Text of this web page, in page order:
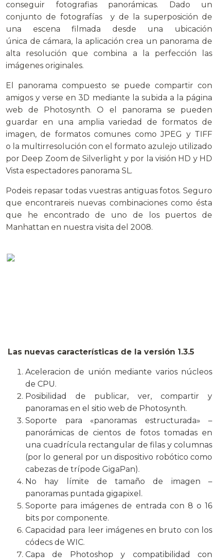
conseguir fotografias panorámicas. Dado un
conjunto de fotografías y de la superposición de
una escena filmada desde una ubicación
única de cámara, la aplicación crea un panorama de
alta resolución que combina a la perfección las
imágenes originales.
El panorama compuesto se puede compartir con
amigos y verse en 3D mediante la subida a la página
web de Photosynth. O el panorama se pueden
guardar en una amplia variedad de formatos de
imagen, de formatos comunes como JPEG y TIFF
o la multirresolución con el formato azulejo utilizado
por Deep Zoom de Silverlight y por la visión HD y HD
Vista espectadores panorama SL.
Podeis repasar todas vuestras antiguas fotos. Seguro
que encontrareis nuevas combinaciones como ésta
que he encontrado de uno de los puertos de
Manhattan en nuestra visita del 2008.
Las nuevas características de la versión 1.3.5
Aceleracion de unión mediante varios núcleos
de CPU.
Posibilidad de publicar, ver, compartir y
panoramas en el sitio web de Photosynth.
Soporte para «panoramas estructurada» –
panorámicas de cientos de fotos tomadas en
una cuadrícula rectangular de filas y columnas
(por lo general por un dispositivo robótico como
cabezas de trípode GigaPan).
No hay límite de tamaño de imagen –
panoramas puntada gigapixel.
Soporte para imágenes de entrada con 8 o 16
bits por componente.
Capacidad para leer imágenes en bruto con los
códecs de WIC.
Capa de Photoshop y compatibilidad con